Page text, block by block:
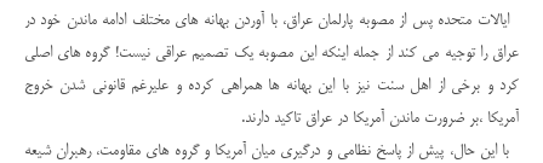
ایالات متحده پس از مصوبه پارلمان عراق، با آوردن بهانه های مختلف ادامه ماندن خود در
عراق را توجیه می کند از جمله اینکه این مصوبه یک تصمیم عراقی نیست! گروه های اصلی
کرد و برخی از اهل سنت نیز با این بهانه ها همراهی کرده و علیرغم قانونی شدن خروج
آمریکا ،بر ضرورت ماندن آمریکا در عراق تاکید دارند.
با این حال، پیش از پاسخ نظامی و درگیری میان آمریکا و گروه های مقاومت، رهبران شیعه